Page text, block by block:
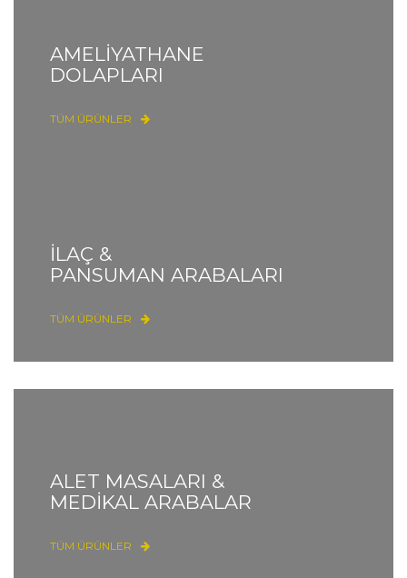
AMELİYATHANE
DOLAPLARI
TÜM ÜRÜNLER
İLAÇ &
PANSUMAN ARABALARI
TÜM ÜRÜNLER
ALET MASALARI &
MEDİKAL ARABALAR
TÜM ÜRÜNLER